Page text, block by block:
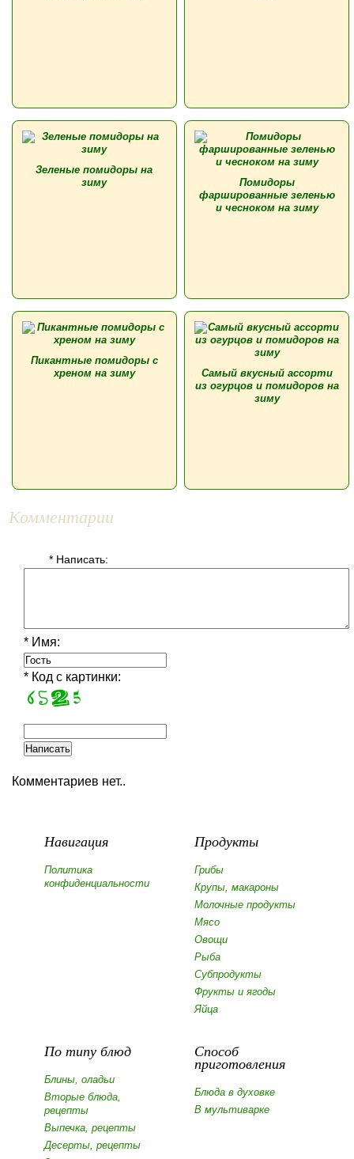
Зеленые помидоры на
зиму
Помидоры
фаршированные зеленью
и чесноком на зиму
Пикантные помидоры с
хреном на зиму
Самый вкусный ассорти
из огурцов и помидоров на
зиму
Комментарии
* Написать:
* Имя:
* Код с картинки:
Комментариев нет..
Навигация
Политика
конфиденциальности
Продукты
Грибы
Крупы, макароны
Молочные продукты
Мясо
Овощи
Рыба
Субпродукты
Фрукты и ягоды
Яйца
По типу блюд
Блины, оладьи
Вторые блюда,
рецепты
Выпечка, рецепты
Десерты, рецепты
Способ
приготовления
Блюда в духовке
В мультиварке